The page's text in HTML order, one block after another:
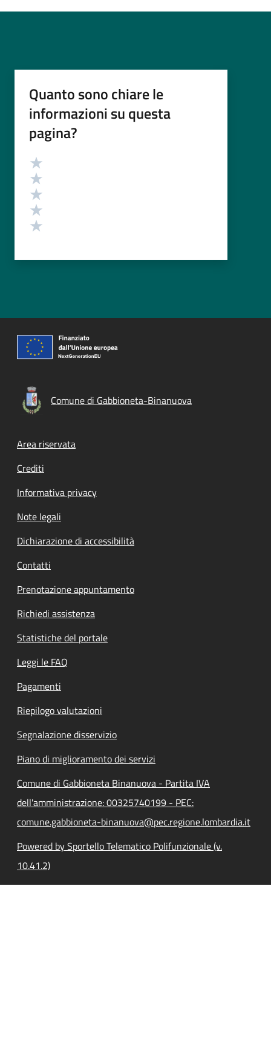
Quanto sono chiare le
informazioni su questa
pagina?
Valutazione
Comune di Gabbioneta-Binanuova
Footer menu
Area riservata
Crediti
Informativa privacy
Note legali
Dichiarazione di accessibilità
Contatti
Prenotazione appuntamento
Richiedi assistenza
Statistiche del portale
Leggi le FAQ
Pagamenti
Riepilogo valutazioni
Segnalazione disservizio
Piano di miglioramento dei servizi
Comune di Gabbioneta Binanuova - Partita IVA
dell'amministrazione: 00325740199 - PEC:
comune.gabbioneta-binanuova@pec.regione.lombardia.it
Powered by Sportello Telematico Polifunzionale (v.
10.41.2)